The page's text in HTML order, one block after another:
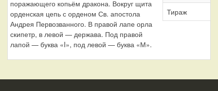
поражающего копьём дракона. Вокруг щита
орденская цепь с орденом Св. апостола
Андрея Первозванного. В правой лапе орла
скипетр, в левой — держава. Под правой
лапой — буква «I», под левой — буква «М».
Тираж